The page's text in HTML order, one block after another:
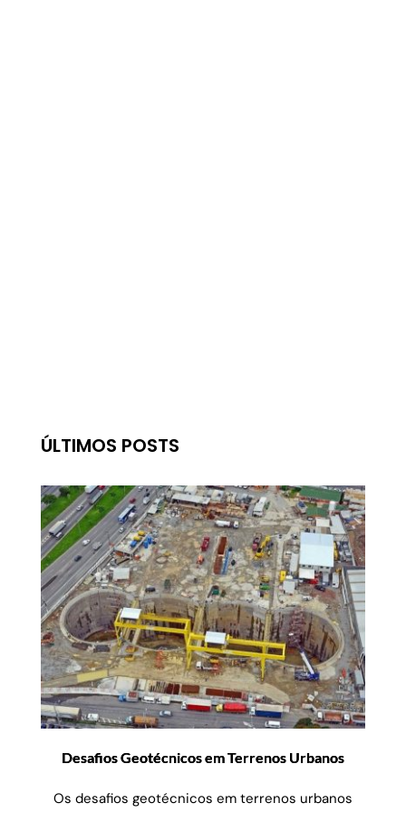
ÚLTIMOS POSTS
Desafios Geotécnicos em Terrenos Urbanos
Os desafios geotécnicos em terrenos urbanos